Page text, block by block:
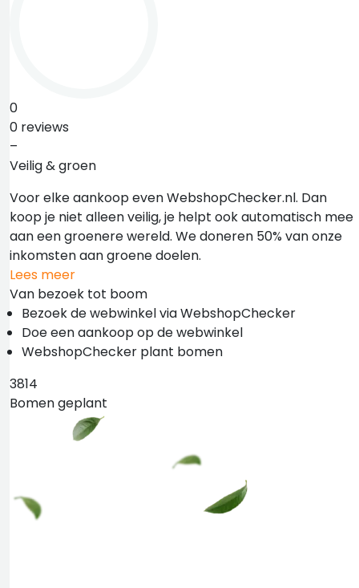
0
0 reviews
–
Veilig & groen
Voor elke aankoop even WebshopChecker.nl. Dan
koop je niet alleen veilig, je helpt ook automatisch mee
aan een groenere wereld. We doneren 50% van onze
inkomsten aan groene doelen.
Lees meer
Van bezoek tot boom
Bezoek de webwinkel via WebshopChecker
Doe een aankoop op de webwinkel
WebshopChecker plant bomen
3814
Bomen geplant